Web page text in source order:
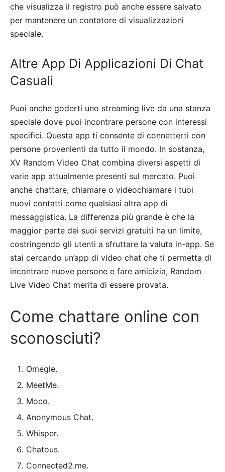
che visualizza il registro può anche essere salvato
per mantenere un contatore di visualizzazioni
speciale.
Altre App Di Applicazioni Di Chat
Casuali
Puoi anche goderti uno streaming live da una stanza
speciale dove puoi incontrare persone con interessi
specifici. Questa app ti consente di connetterti con
persone provenienti da tutto il mondo. In sostanza,
XV Random Video Chat combina diversi aspetti di
varie app attualmente presenti sul mercato. Puoi
anche chattare, chiamare o videochiamare i tuoi
nuovi contatti come qualsiasi altra app di
messaggistica. La differenza più grande è che la
maggior parte dei suoi servizi gratuiti ha un limite,
costringendo gli utenti a sfruttare la valuta in-app. Se
stai cercando un’app di video chat che ti permetta di
incontrare nuove persone e fare amicizia, Random
Live Video Chat merita di essere provata.
Come chattare online con
sconosciuti?
Omegle.
MeetMe.
Moco.
Anonymous Chat.
Whisper.
Chatous.
Connected2.me.